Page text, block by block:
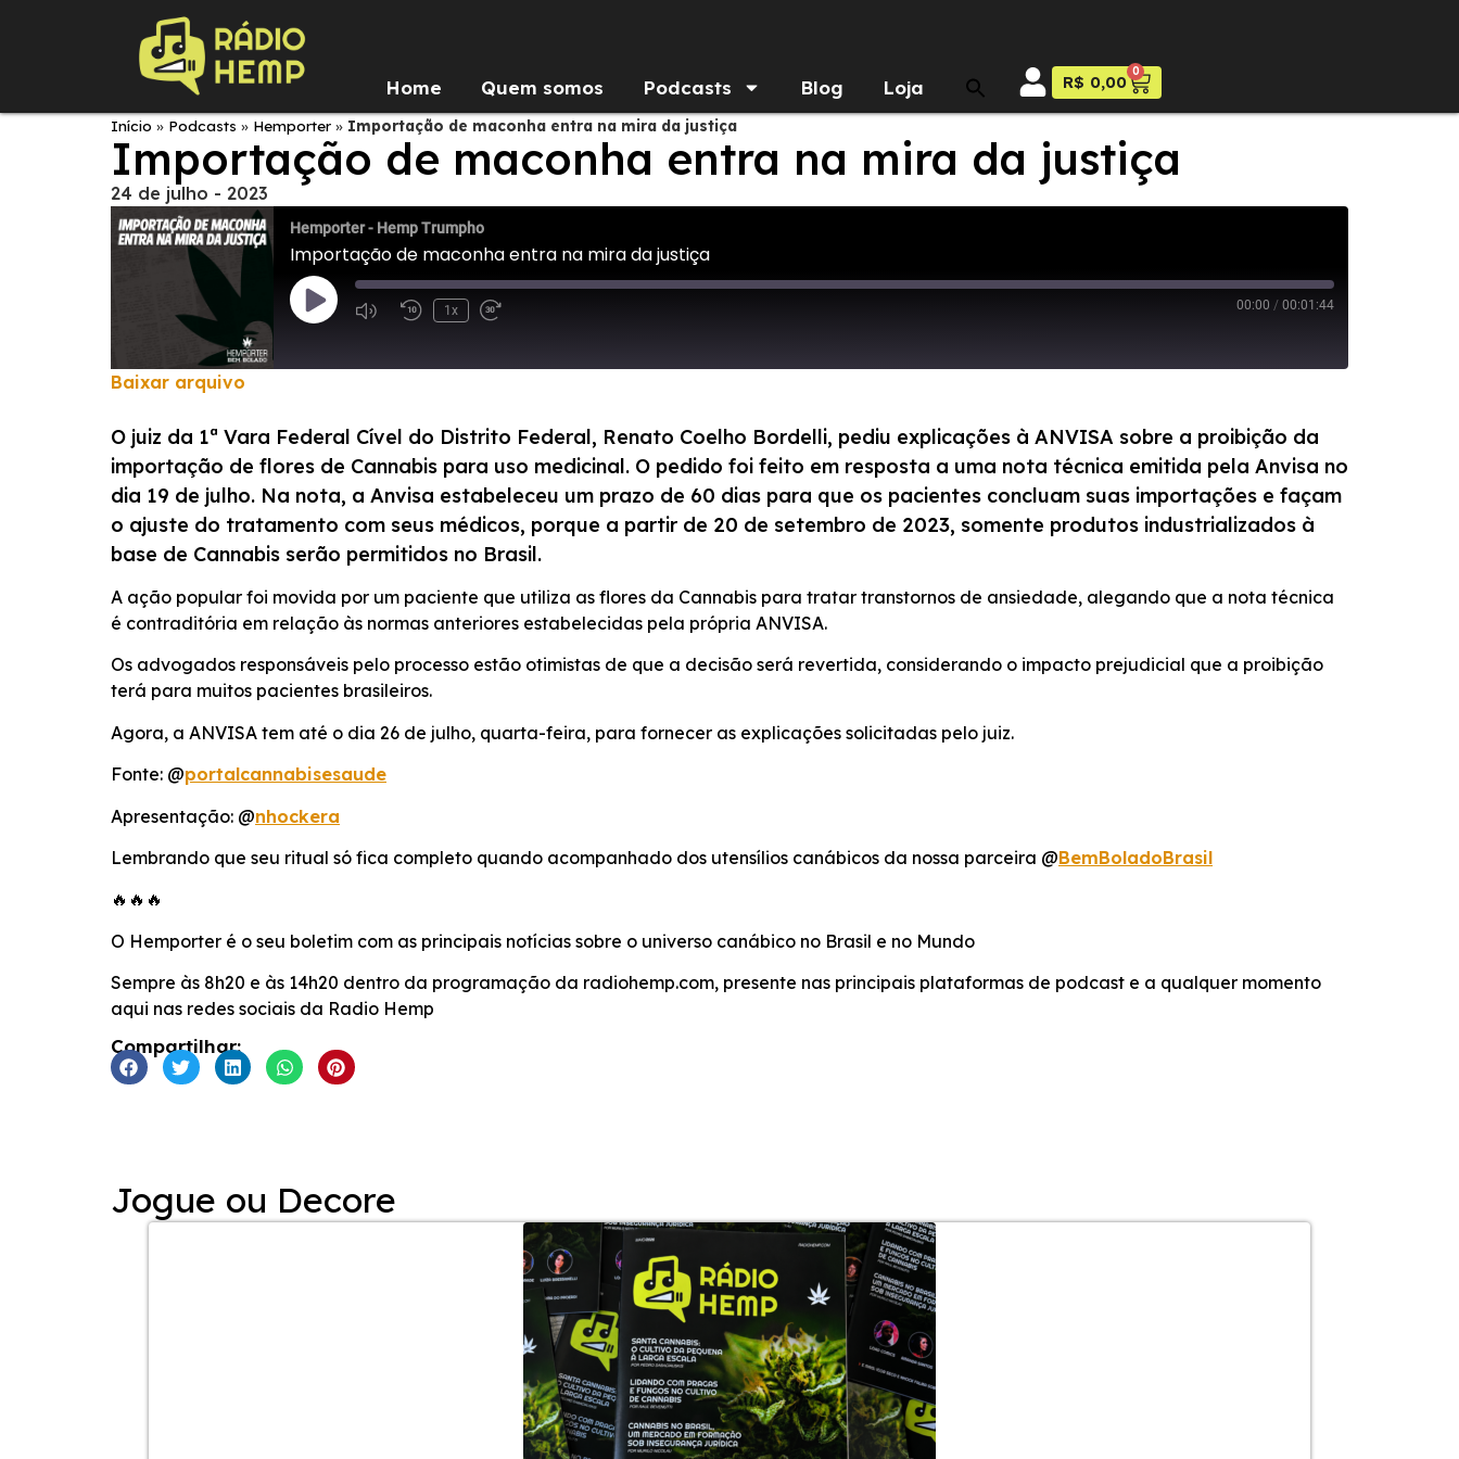
Home Quem somos Podcasts Blog Loja R$ 0,00
0
Início » Podcasts » Hemporter » Importação de maconha entra na mira da justiça
Importação de maconha entra na mira da justiça
24 de julho - 2023
Hemporter - Hemp Trumpho
Importação de maconha entra na mira da justiça
1x 00:00 / 00:01:44
FEED RSS
LINK
INCORPORAR
Baixar arquivo
O juiz da 1ª Vara Federal Cível do Distrito Federal, Renato Coelho Bordelli, pediu explicações à ANVISA sobre a proibição da
importação de flores de Cannabis para uso medicinal. O pedido foi feito em resposta a uma nota técnica emitida pela Anvisa no
dia 19 de julho. Na nota, a Anvisa estabeleceu um prazo de 60 dias para que os pacientes concluam suas importações e façam
o ajuste do tratamento com seus médicos, porque a partir de 20 de setembro de 2023, somente produtos industrializados à
base de Cannabis serão permitidos no Brasil.
A ação popular foi movida por um paciente que utiliza as flores da Cannabis para tratar transtornos de ansiedade, alegando que a nota técnica
é contraditória em relação às normas anteriores estabelecidas pela própria ANVISA.
Os advogados responsáveis pelo processo estão otimistas de que a decisão será revertida, considerando o impacto prejudicial que a proibição
terá para muitos pacientes brasileiros.
Agora, a ANVISA tem até o dia 26 de julho, quarta-feira, para fornecer as explicações solicitadas pelo juiz.
Fonte: @portalcannabisesaude
Apresentação: @nhockera
Lembrando que seu ritual só fica completo quando acompanhado dos utensílios canábicos da nossa parceira @BemBoladoBrasil
🔥🔥🔥
O Hemporter é o seu boletim com as principais notícias sobre o universo canábico no Brasil e no Mundo
Sempre às 8h20 e às 14h20 dentro da programação da radiohemp.com, presente nas principais plataformas de podcast e a qualquer momento
aqui nas redes sociais da Radio Hemp
Compartilhar:
Jogue ou Decore